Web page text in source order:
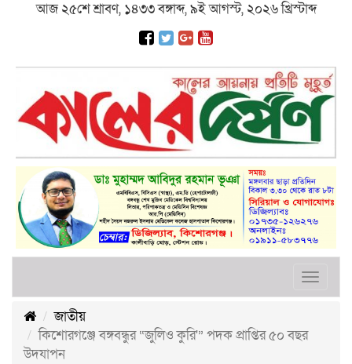
আজ ২৫শে শ্রাবণ, ১৪৩৩ বঙ্গাব্দ, ৯ই আগস্ট, ২০২৬ খ্রিস্টাব্দ
Toggle
জাতীয়
কিশোরগঞ্জে বঙ্গবন্ধুর “জুলিও কুরি'” পদক প্রাপ্তির ৫০ বছর
উদযাপন